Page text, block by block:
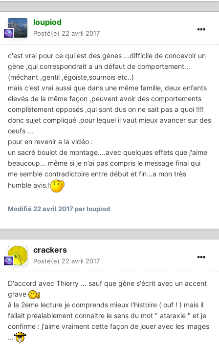
loupiod
Posté(e) 22 avril 2017
c'est vrai pour ce qui est des gènes ...difficile de concevoir un
gène ,qui correspondrait a un défaut de comportement...
(méchant ,gentil ,égoïste,sournois etc..)
mais c'est vrai aussi que dans une même famille, deux enfants
élevés de la même façon ,peuvent avoir des comportements
complètement opposés ,qui sont dus on ne sait pas a quoi !!!!
donc sujet compliqué ,pour lequel il vaut mieux avancer sur des
oeufs ...
pour en revenir a la vidéo :
un sacré boulot de montage....avec quelques effets que j'aime
beaucoup... même si je n'ai pas compris le message final qui
me semble contradictoire entre début et fin...a mon très
humble avis.!
Modifié22 avril 2017 par loupiod
crackers
Posté(e) 22 avril 2017
D'accord avec Thierry ... sauf que gène s'écrit avec un accent
grave
à la 2eme lecture je comprends mieux l'histoire ( ouf ! ) mais il
fallait préalablement connaitre le sens du mot " ataraxie " et je
confirme : j'aime vraiment cette façon de jouer avec les images
...